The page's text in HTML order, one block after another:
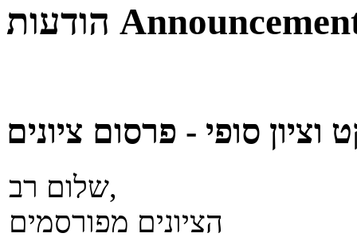
הודעות
וציון סופי - פרסום ציונים
שלום רב,
הציונים מפורסמים